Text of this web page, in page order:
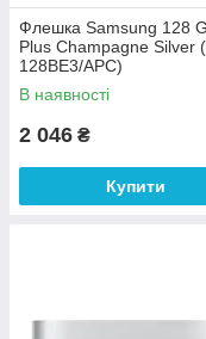
Флешка Samsung 128
Plus Champagne Silver
128BE3/APC)
В наявності
2 046 ₴
Купити